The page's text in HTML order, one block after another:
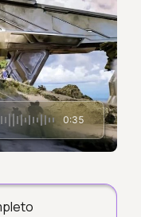
0:35